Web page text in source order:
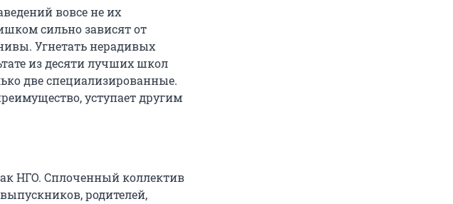
вовсе не их
сильно зависят от
Угнетать нерадивых
из десяти лучших школ
две специализированные.
уступает другим
НГО. Сплоченный коллектив
родителей,